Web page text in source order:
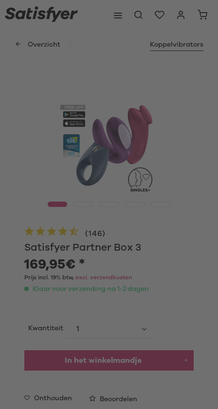
Overzicht Koppelvibrators
Satisfyer Partner Box 3
(146)
169,95€ *
Prijs incl. 19% btw, excl. verzendkosten
Klaar voor verzending na 1-2 dagen
Kwantiteit
In het winkelmandje
Onthouden Beoordelen